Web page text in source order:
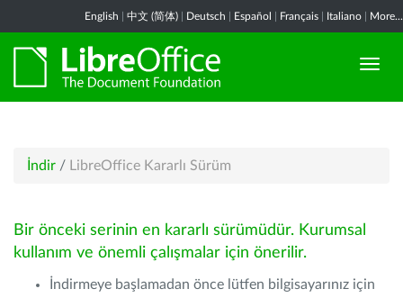
English 中文 (简体) Deutsch Español Français Italiano More...
İndir / LibreOffice Kararlı Sürüm
Bir önceki serinin en kararlı sürümüdür. Kurumsal
kullanım ve önemli çalışmalar için önerilir.
İndirmeye başlamadan önce lütfen bilgisayarınız için